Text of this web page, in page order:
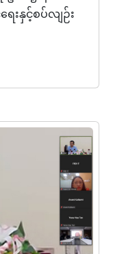
းနှင့်စပ်လျဉ်း